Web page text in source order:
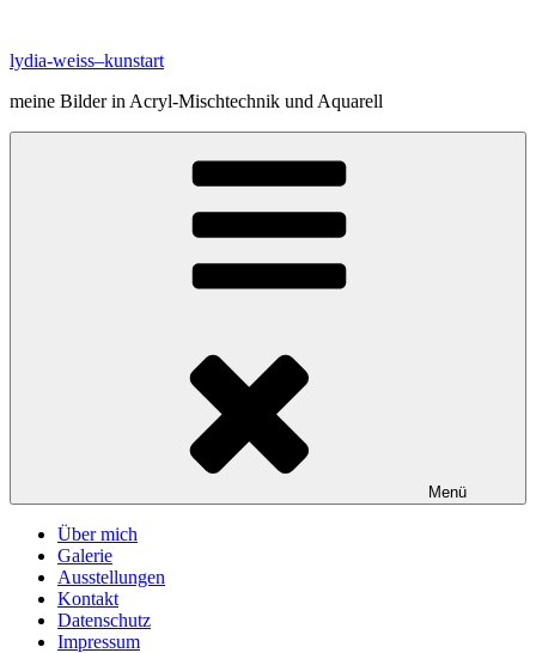
springen
lydia-weiss–kunstart
meine Bilder in Acryl-Mischtechnik und Aquarell
Menü
Über mich
Galerie
Ausstellungen
Kontakt
Datenschutz
Impressum